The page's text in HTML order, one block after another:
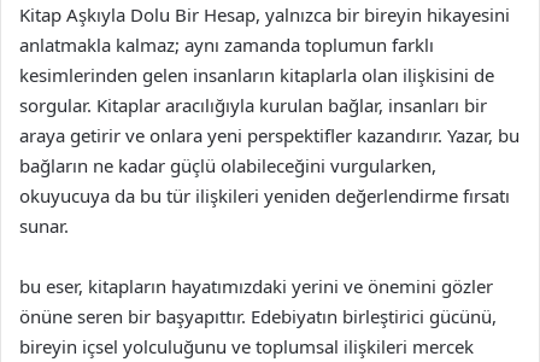
Kitap Aşkıyla Dolu Bir Hesap, yalnızca bir bireyin hikayesini
anlatmakla kalmaz; aynı zamanda toplumun farklı
kesimlerinden gelen insanların kitaplarla olan ilişkisini de
sorgular. Kitaplar aracılığıyla kurulan bağlar, insanları bir
araya getirir ve onlara yeni perspektifler kazandırır. Yazar, bu
bağların ne kadar güçlü olabileceğini vurgularken,
okuyucuya da bu tür ilişkileri yeniden değerlendirme fırsatı
sunar.
bu eser, kitapların hayatımızdaki yerini ve önemini gözler
önüne seren bir başyapıttır. Edebiyatın birleştirici gücünü,
bireyin içsel yolculuğunu ve toplumsal ilişkileri mercek